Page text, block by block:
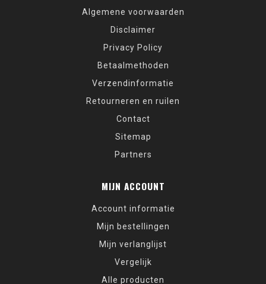
Algemene voorwaarden
Disclaimer
Privacy Policy
Betaalmethoden
Verzendinformatie
Retourneren en ruilen
Contact
Sitemap
Partners
MIJN ACCOUNT
Account informatie
Mijn bestellingen
Mijn verlanglijst
Vergelijk
Alle producten